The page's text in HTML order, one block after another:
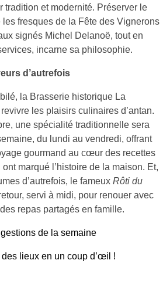
tradition et modernité. Préserver le
les fresques de la Fête des Vignerons
signés Michel Delanoë, tout en
incarne sa philosophie.
d’autrefois
la Brasserie historique La
les plaisirs culinaires d’antan.
une spécialité traditionnelle sera
du lundi au vendredi, offrant
gourmand au cœur des recettes
marqué l’histoire de la maison. Et,
d’autrefois, le fameux Rôti du
servi à midi, pour renouer avec
repas partagés en famille.
de la semaine
des lieux en un coup d’œil !